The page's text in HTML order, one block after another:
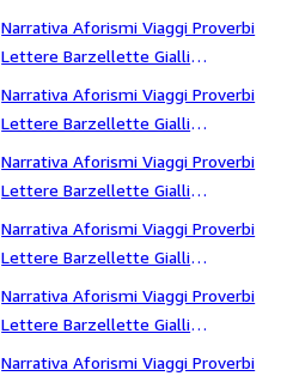
Fantascienza testimone
Narrativa Aforismi Viaggi Proverbi
Lettere Barzellette Gialli
Fantascienza Thibault
Narrativa Aforismi Viaggi Proverbi
Lettere Barzellette Gialli
Fantascienza Thomas Hardy
Narrativa Aforismi Viaggi Proverbi
Lettere Barzellette Gialli
Fantascienza titanic
Narrativa Aforismi Viaggi Proverbi
Lettere Barzellette Gialli
Fantascienza tolleranza
Narrativa Aforismi Viaggi Proverbi
Lettere Barzellette Gialli
Fantascienza tragedia
Narrativa Aforismi Viaggi Proverbi